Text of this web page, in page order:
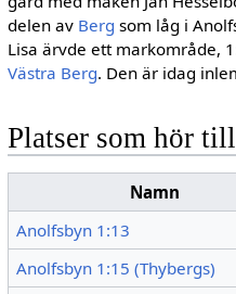
delen av Berg som låg i
Lisa ärvde ett markområde,
Västra Berg. Den är idag
Platser som hör
Namn
Anolfsbyn 1:13
Anolfsbyn 1:15 (Thybergs)